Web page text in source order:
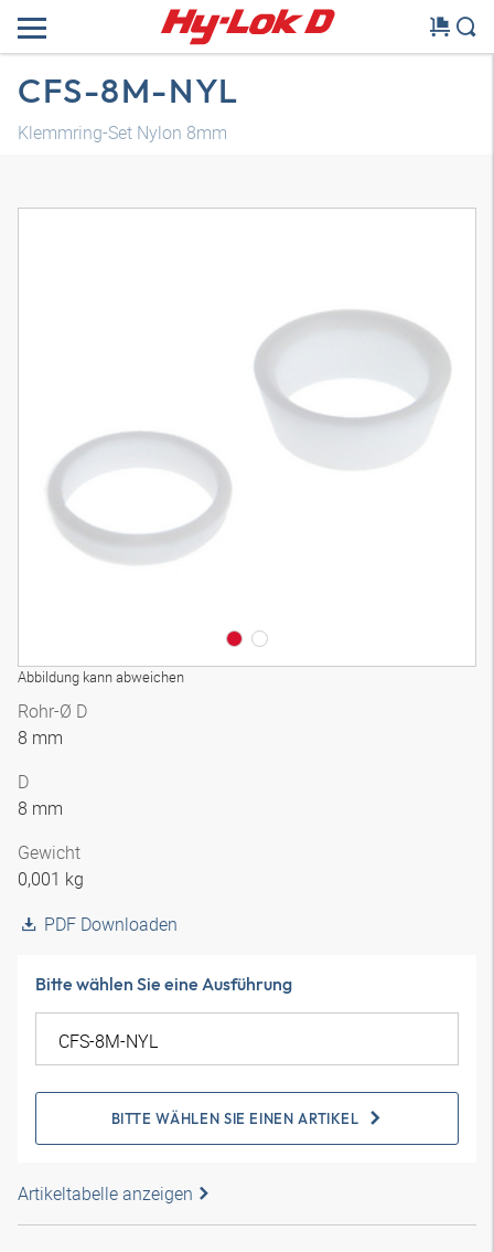
CFS-8M-NYL
Klemmring-Set Nylon 8mm
Abbildung kann abweichen
Rohr-Ø D
8 mm
D
8 mm
Gewicht
0,001 kg
PDF Downloaden
Bitte wählen Sie eine Ausführung
BITTE WÄHLEN SIE EINEN ARTIKEL
Artikeltabelle anzeigen